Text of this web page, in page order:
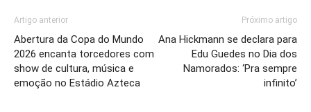
Artigo anterior
Abertura da Copa do Mundo
2026 encanta torcedores com
show de cultura, música e
emoção no Estádio Azteca
Próximo artigo
Ana Hickmann se declara para
Edu Guedes no Dia dos
Namorados: ‘Pra sempre
infinito’